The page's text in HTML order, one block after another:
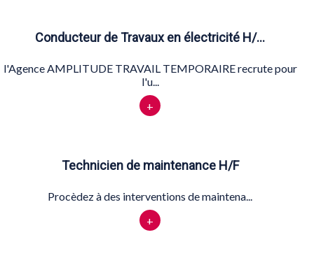
Conducteur de Travaux en électricité H/…
l'Agence AMPLITUDE TRAVAIL TEMPORAIRE recrute pour
l'u...
+
Technicien de maintenance H/F
Procèdez à des interventions de maintena...
+